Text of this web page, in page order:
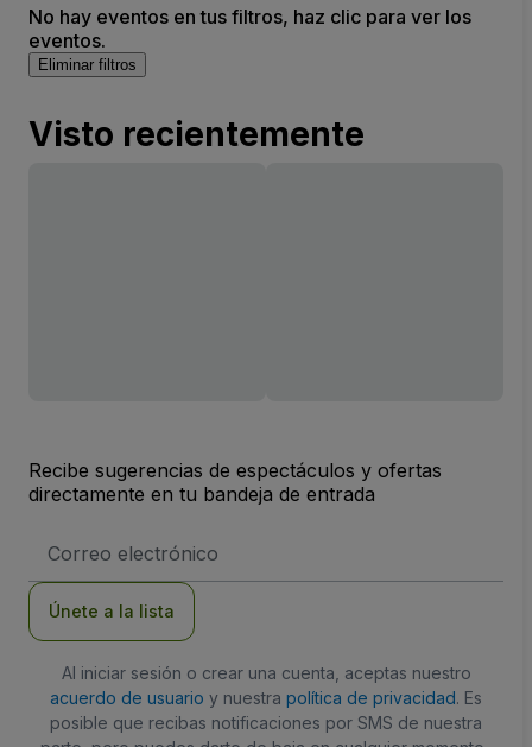
No hay eventos en tus filtros, haz clic para ver los
eventos.
Eliminar filtros
Visto recientemente
Recibe sugerencias de espectáculos y ofertas
directamente en tu bandeja de entrada
de
Únete a la lista
Al iniciar sesión o crear una cuenta, aceptas nuestro
acuerdo de usuario y nuestra política de privacidad. Es
posible que recibas notificaciones por SMS de nuestra